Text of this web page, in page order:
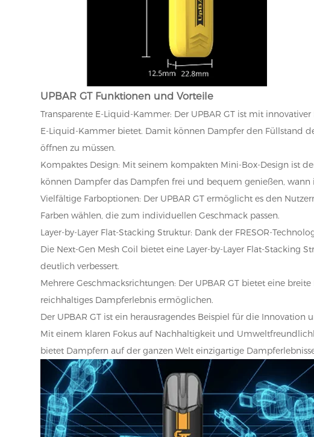
UPBAR GT Funktionen und Vorteile
Transparente E-Liquid-Kammer: Der UPBAR GT ist mit
E-Liquid-Kammer bietet. Damit können Dampfer den Füllstand
öffnen zu müssen.
Kompaktes Design: Mit seinem kompakten Mini-Box-Design ist
können Dampfer das Dampfen frei und bequem genießen,
Vielfältige Farboptionen: Der UPBAR GT ermöglicht es den
Farben wählen, die zum individuellen Geschmack passen.
Layer-by-Layer Flat-Stacking Struktur: Dank der FRESOR-
Die Next-Gen Mesh Coil bietet eine Layer-by-Layer Flat-Stacking
deutlich verbessert.
Mehrere Geschmacksrichtungen: Der UPBAR GT bietet eine
reichhaltiges Dampferlebnis ermöglichen.
Der UPBAR GT ist ein herausragendes Beispiel für die
Mit einem klaren Fokus auf Nachhaltigkeit und
bietet Dampfern auf der ganzen Welt einzigartige